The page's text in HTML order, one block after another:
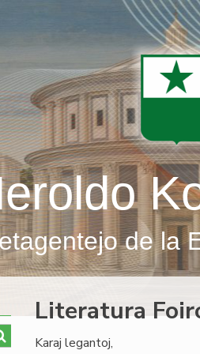
de la
Literatura
Karaj legantoj,